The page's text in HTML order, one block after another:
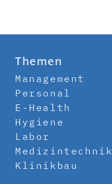
Themen
Management
Personal
E-Health
Hygiene
Labor
Medizintechnik
Klinikbau